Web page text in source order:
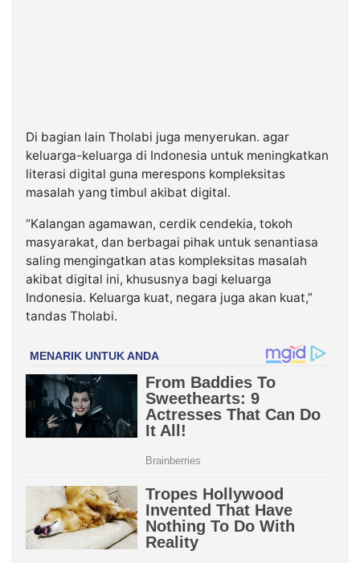
Di bagian lain Tholabi juga menyerukan. agar
keluarga-keluarga di Indonesia untuk meningkatkan
literasi digital guna merespons kompleksitas
masalah yang timbul akibat digital.
“Kalangan agamawan, cerdik cendekia, tokoh
masyarakat, dan berbagai pihak untuk senantiasa
saling mengingatkan atas kompleksitas masalah
akibat digital ini, khususnya bagi keluarga
Indonesia. Keluarga kuat, negara juga akan kuat,”
tandas Tholabi.